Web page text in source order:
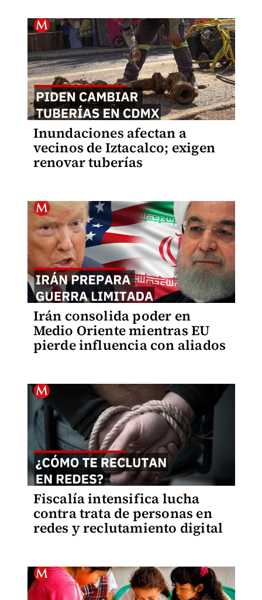
Inundaciones afectan a
vecinos de Iztacalco; exigen
renovar tuberías
Irán consolida poder en
Medio Oriente mientras EU
pierde influencia con aliados
Fiscalía intensifica lucha
contra trata de personas en
redes y reclutamiento digital